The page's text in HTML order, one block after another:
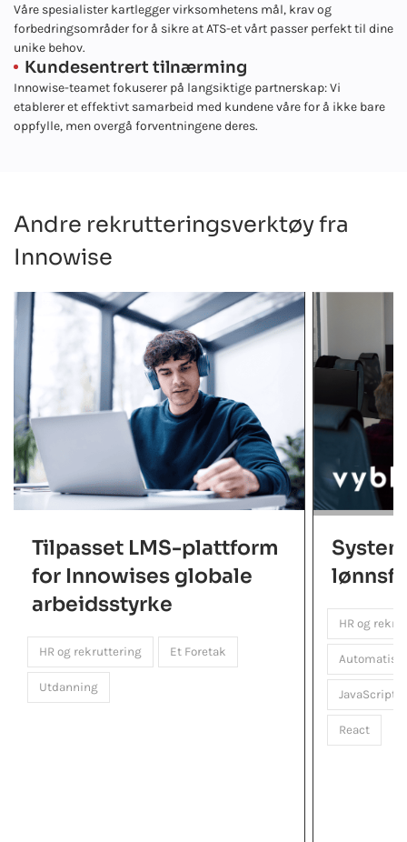
Våre spesialister kartlegger virksomhetens mål, krav og
forbedringsområder for å sikre at ATS-et vårt passer perfekt til dine
unike behov.
Kundesentrert tilnærming
Innowise-teamet fokuserer på langsiktige partnerskap: Vi
etablerer et effektivt samarbeid med kundene våre for å ikke bare
oppfylle, men overgå forventningene deres.
Andre rekrutteringsverktøy fra
Innowise
Tilpasset LMS-plattform
for Innowises globale
arbeidsstyrke
HR og rekruttering Et Foretak
Utdanning
HR og
JavaScript
React